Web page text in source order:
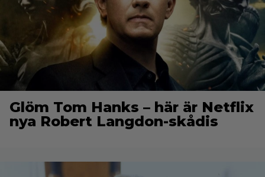
Glöm Tom Hanks – här är Netflix
nya Robert Langdon-skådis